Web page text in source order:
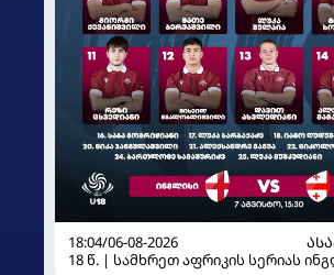
18:04/06-08-2026
18 წ. | სამხრეთ აფრიკის სერიას